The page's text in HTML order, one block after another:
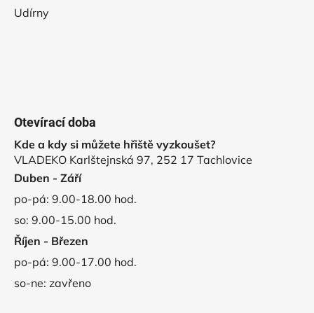
Udírny
Otevírací doba
Kde a kdy si můžete hřiště vyzkoušet?
VLADEKO Karlštejnská 97, 252 17 Tachlovice
Duben - Září
po-pá: 9.00-18.00 hod.
so: 9.00-15.00 hod.
Říjen - Březen
po-pá: 9.00-17.00 hod.
so-ne: zavřeno